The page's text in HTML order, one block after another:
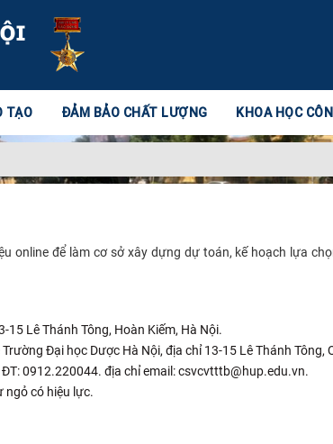
TẠO ĐẢM BẢO CHẤT LƯỢNG KHOA HỌC
online để làm cơ sở xây dựng dự toán, kế hoạch lựa
Lê Thánh Tông, Hoàn Kiếm, Hà Nội.
Đại học Dược Hà Nội, địa chỉ 13-15 Lê Thánh Tông,
0912.220044. địa chỉ email: csvcvtttb@hup.edu.vn.
ngỏ có hiệu lực.